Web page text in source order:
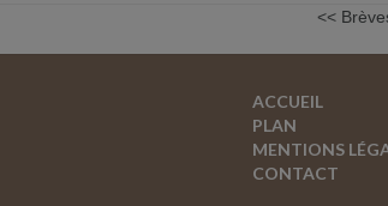
<<
ACCUEIL
PLAN
MENTIONS
CONTACT